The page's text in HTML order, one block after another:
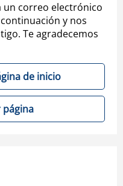
un correo electrónico
y nos
Te agradecemos
de inicio
página